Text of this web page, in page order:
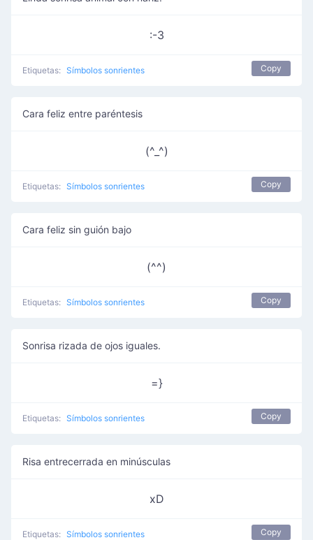
:-3
Etiquetas: Símbolos sonrientes Copy
Cara feliz entre paréntesis
(^_^)
Etiquetas: Símbolos sonrientes Copy
Cara feliz sin guión bajo
(^^)
Etiquetas: Símbolos sonrientes Copy
Sonrisa rizada de ojos iguales.
=}
Etiquetas: Símbolos sonrientes Copy
Risa entrecerrada en minúsculas
xD
Etiquetas: Símbolos sonrientes Copy